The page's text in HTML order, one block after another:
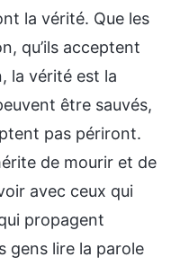
la vérité. Que les
qu’ils acceptent
la vérité est la
être sauvés,
pas périront.
de mourir et de
avec ceux qui
propagent
gens lire la parole